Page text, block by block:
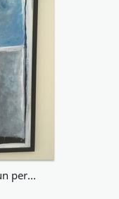
Peinture de Baudoin d'un personnage féminin